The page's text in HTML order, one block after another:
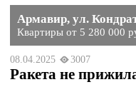
Армавир, ул.
Квартиры от 5 280 000
08.04.2025 3007
Ракета не